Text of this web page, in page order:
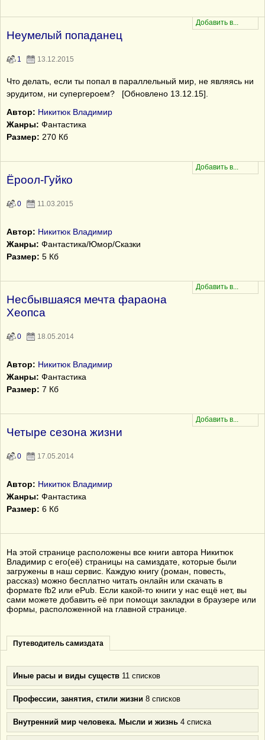
Неумелый попаданец
1 13.12.2015
Что делать, если ты попал в параллельный мир, не являясь ни
эрудитом, ни супергероем? [Обновлено 13.12.15].
Автор: Никитюк Владимир
Жанры: Фантастика
Размер: 270 Кб
Ёроол-Гуйко
0 11.03.2015
Автор: Никитюк Владимир
Жанры: Фантастика/Юмор/Сказки
Размер: 5 Кб
Несбывшаяся мечта фараона
Хеопса
0 18.05.2014
Автор: Никитюк Владимир
Жанры: Фантастика
Размер: 7 Кб
Четыре сезона жизни
0 17.05.2014
Автор: Никитюк Владимир
Жанры: Фантастика
Размер: 6 Кб
На этой странице расположены все книги автора Никитюк
Владимир с его(её) страницы на самиздате, которые были
загружены в наш сервис. Каждую книгу (роман, повесть,
рассказ) можно бесплатно читать онлайн или скачать в
формате fb2 или ePub. Если какой-то книги у нас ещё нет, вы
сами можете добавить её при помощи закладки в браузере или
формы, расположенной на главной странице.
Путеводитель самиздата
Иные расы и виды существ 11 списков
Профессии, занятия, стили жизни 8 списков
Внутренний мир человека. Мысли и жизнь 4 списка